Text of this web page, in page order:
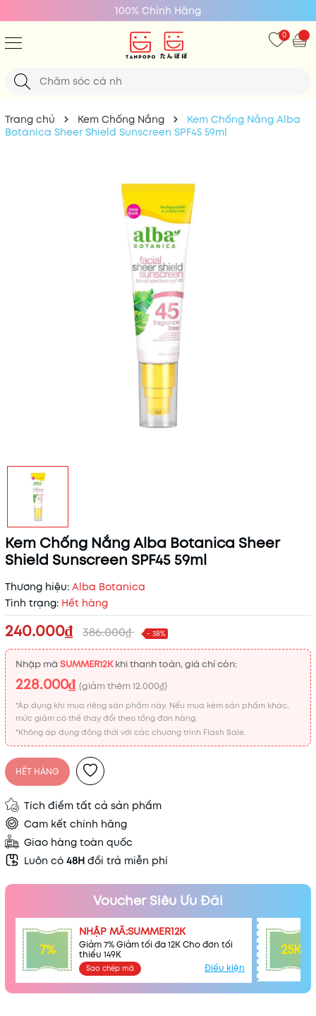
100% Chính Hãng
0
Trang chủ Kem Chống Nắng
Kem Chống Nắng Alba
Botanica Sheer Shield Sunscreen SPF45 59ml
Kem Chống Nắng Alba Botanica Sheer
Shield Sunscreen SPF45 59ml
Thương hiệu: Alba Botanica
Tình trạng: Hết hàng
240.000₫ 386.000₫ - 38%
Nhập mã SUMMER12Kkhi thanh toán, giá chỉ còn:
228.000₫ (giảm thêm12.000₫)
*Áp dụng khi mua riêng sản phẩm này. Nếu mua kèm sản phẩm khác,
mức giảm có thể thay đổi theo tổng đơn hàng.
*Không áp dụng đồng thời với các chương trình Flash Sale.
HẾT HÀNG
Tích điểm tất cả sản phẩm
Cam kết chính hãng
Giao hàng toàn quốc
Luôn có 48H đổi trả miễn phí
Voucher Siêu Ưu Đãi
7%
NHẬP MÃ:SUMMER12K
Giảm 7% Giảm tối đa 12K Cho đơn tối
thiểu 149K
Sao chép mã Điều kiện
25K
Mã khuyến mãi:
Điều kiện: